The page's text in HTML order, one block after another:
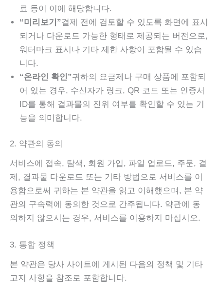
료 등이 이에 해당합니다.
“미리보기”결제 전에 검토할 수 있도록 화면에 표시
되거나 다운로드 가능한 형태로 제공되는 버전으로,
워터마크 표시나 기타 제한 사항이 포함될 수 있습
니다.
“온라인 확인”귀하의 요금제나 구매 상품에 포함되
어 있는 경우, 수신자가 링크, QR 코드 또는 인증서
ID를 통해 결과물의 진위 여부를 확인할 수 있는 기
능을 의미합니다.
2. 약관의 동의
서비스에 접속, 탐색, 회원 가입, 파일 업로드, 주문, 결
제, 결과물 다운로드 또는 기타 방법으로 서비스를 이
용함으로써 귀하는 본 약관을 읽고 이해했으며, 본 약
관의 구속력에 동의한 것으로 간주됩니다. 약관에 동
의하지 않으시는 경우, 서비스를 이용하지 마십시오.
3. 통합 정책
본 약관은 당사 사이트에 게시된 다음의 정책 및 기타
고지 사항을 참조로 포함합니다.